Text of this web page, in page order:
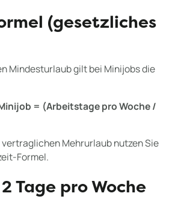
(gesetzliches
Mindesturlaub gilt bei Minijobs die
= (Arbeitstage pro Woche /
Mehrurlaub nutzen Sie
Formel.
Tage pro Woche